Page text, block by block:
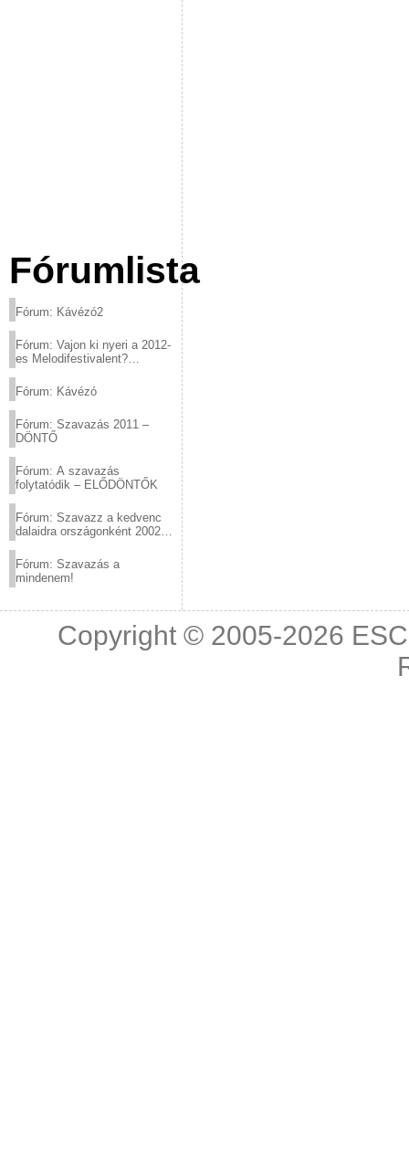
Fórumlista
Fórum: Kávézó2
Fórum: Vajon ki nyeri a 2012-
es Melodifestivalent?
Fórum: Kávézó
Fórum: Szavazás 2011 –
DÖNTŐ
Fórum: A szavazás
folytatódik – ELŐDÖNTŐK
Fórum: Szavazz a kedvenc
dalaidra országonként 2002
Fórum: Szavazás a
mindenem!
Copyright © 2005-2026